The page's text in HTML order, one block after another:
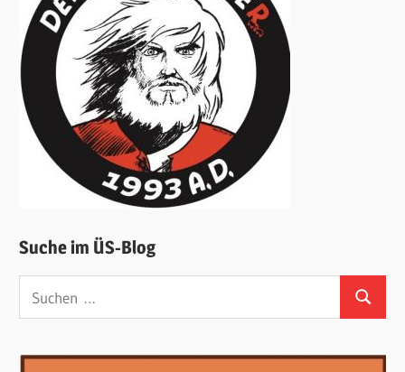
Suche im ÜS-Blog
nach:
Suchen